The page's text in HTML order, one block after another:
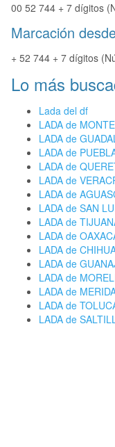
00 52 744 + 7 dígitos
Marcación
+ 52 744 + 7 dígitos
Lo más
Lada del df
LADA de
LADA de
LADA de
LADA de
LADA de
LADA de
LADA de SAN
LADA de
LADA de
LADA de
LADA de
LADA de
LADA de
LADA de
LADA de